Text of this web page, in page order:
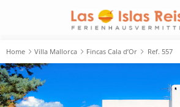
Home Villa Mallorca Fincas Cala d’Or Ref. 557